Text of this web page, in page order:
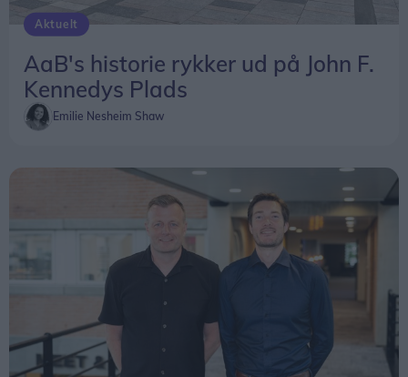
Aktuelt
AaB's historie rykker ud på John F.
Kennedys Plads
Emilie Nesheim Shaw